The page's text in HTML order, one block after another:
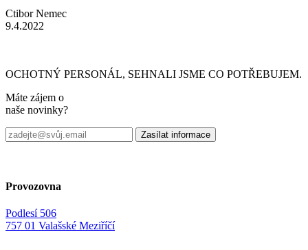
Ctibor Nemec
9.4.2022
OCHOTNÝ PERSONÁL, SEHNALI JSME CO POTŘEBUJEM.
Máte zájem o
naše novinky?
Provozovna
Podlesí 506
757 01 Valašské Meziříčí